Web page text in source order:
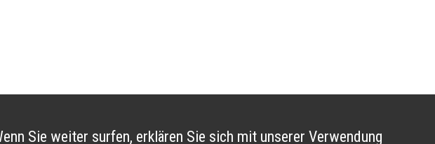
Sie weiter surfen, erklären Sie sich mit unserer Verwendung